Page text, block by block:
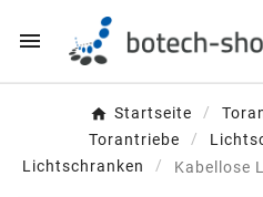

Startseite
Torantriebe
Lichtschranken
Kabellose